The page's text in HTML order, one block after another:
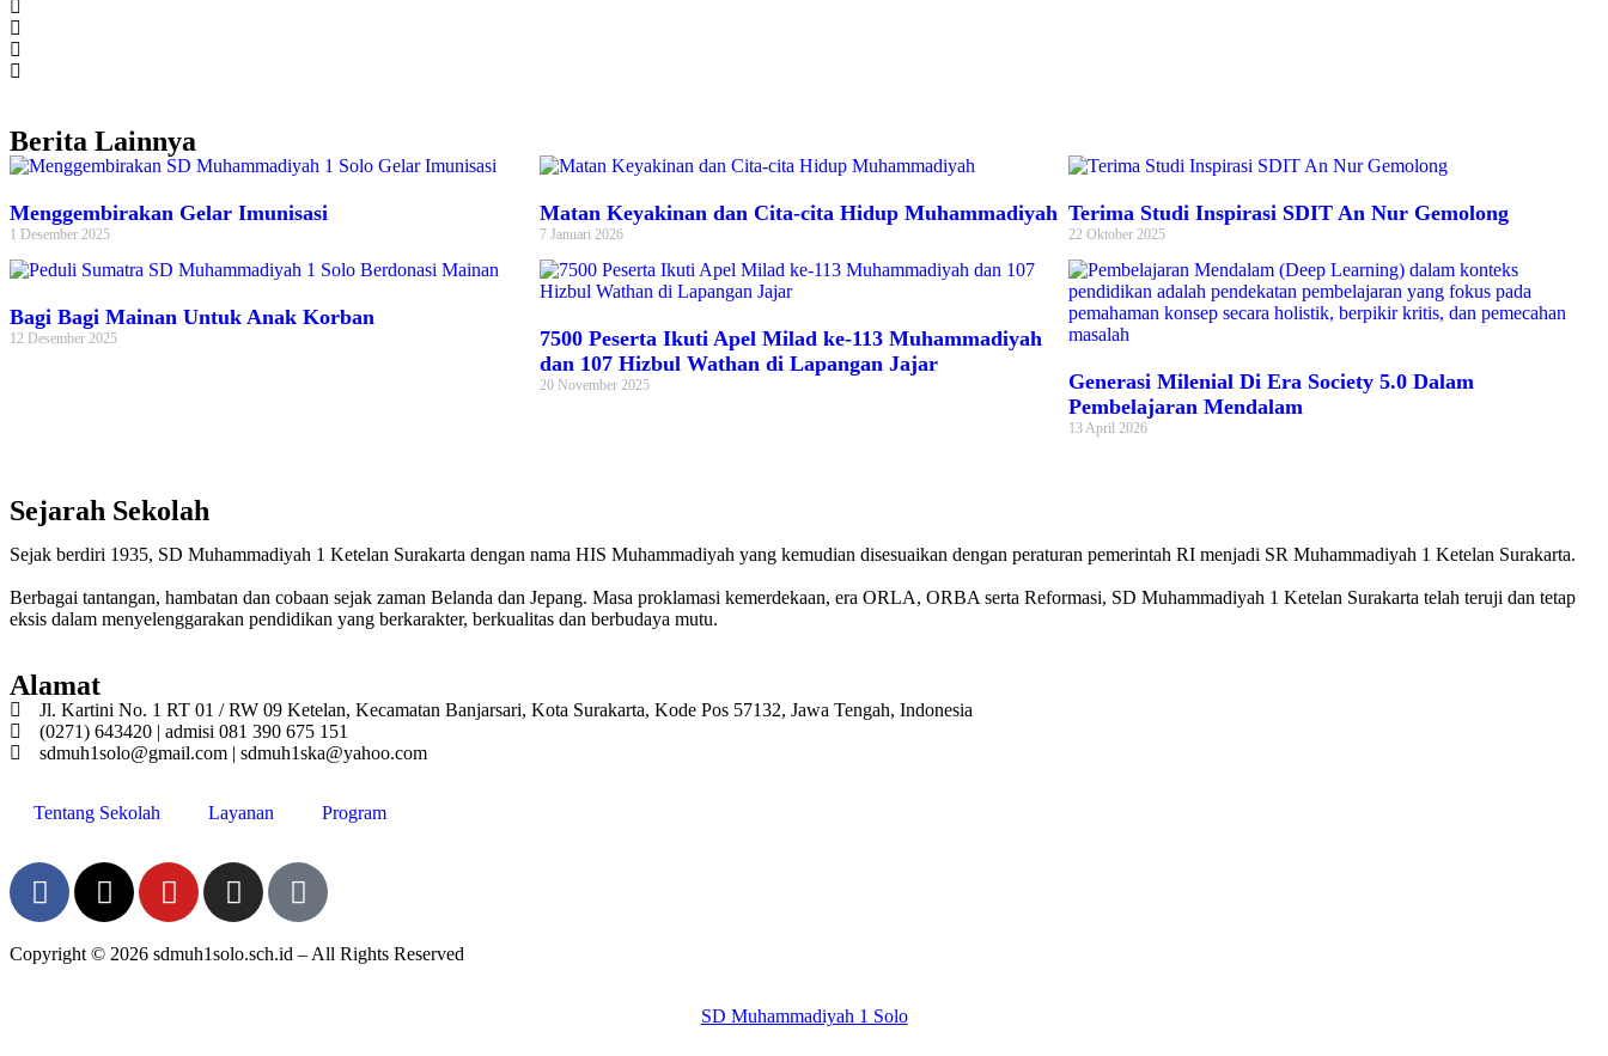
Berita Lainnya
Menggembirakan Gelar Imunisasi
1 Desember 2025
Matan Keyakinan dan Cita-cita Hidup Muhammadiyah
7 Januari 2026
Terima Studi Inspirasi SDIT An Nur Gemolong
22 Oktober 2025
Bagi Bagi Mainan Untuk Anak Korban
12 Desember 2025
7500 Peserta Ikuti Apel Milad ke-113 Muhammadiyah
dan 107 Hizbul Wathan di Lapangan Jajar
20 November 2025
Generasi Milenial Di Era Society 5.0 Dalam
Pembelajaran Mendalam
13 April 2026
Sejarah Sekolah
Sejak berdiri 1935, SD Muhammadiyah 1 Ketelan Surakarta dengan nama HIS Muhammadiyah yang kemudian disesuaikan dengan peraturan pemerintah RI menjadi SR Muhammadiyah 1 Ketelan Surakarta.
Berbagai tantangan, hambatan dan cobaan sejak zaman Belanda dan Jepang. Masa proklamasi kemerdekaan, era ORLA, ORBA serta Reformasi, SD Muhammadiyah 1 Ketelan Surakarta telah teruji dan tetap
eksis dalam menyelenggarakan pendidikan yang berkarakter, berkualitas dan berbudaya mutu.
Alamat
Jl. Kartini No. 1 RT 01 / RW 09 Ketelan, Kecamatan Banjarsari, Kota Surakarta, Kode Pos 57132, Jawa Tengah, Indonesia
(0271) 643420 | admisi 081 390 675 151
sdmuh1solo@gmail.com | sdmuh1ska@yahoo.com
Tentang Sekolah Layanan Program
Copyright © 2026 sdmuh1solo.sch.id – All Rights Reserved
SD Muhammadiyah 1 Solo